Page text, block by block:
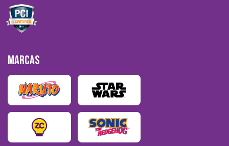
MARCAS